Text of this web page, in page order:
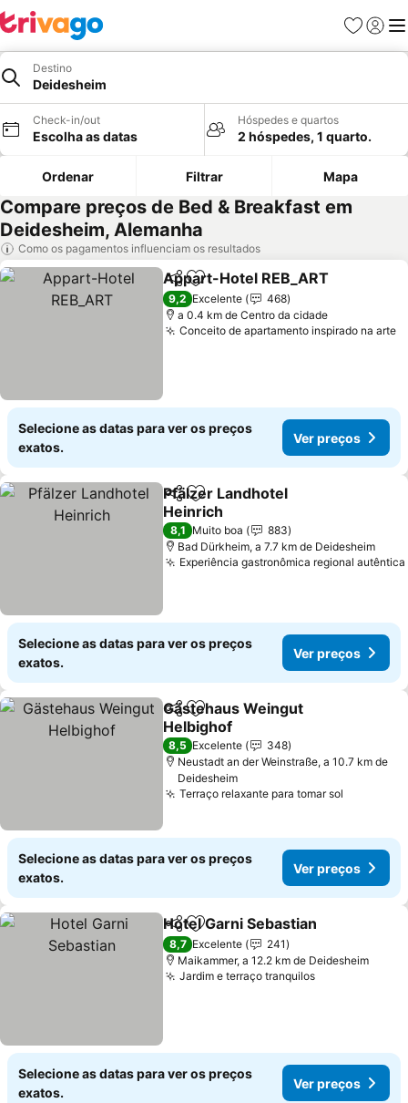
Favoritos
Iniciar
Destino
Deidesheim
Check-in/out
Escolha as datas
Hóspedes e quartos
2 hóspedes, 1 quarto.
Ordenar Filtrar Mapa
Compare preços de Bed & Breakfast em
Deidesheim, Alemanha
Como os pagamentos influenciam os resultados
PartilharAdicionar aos favoritos
Appart-Hotel REB_ART
9,2 Excelente
468
a 0.4 km de Centro da cidade
Conceito de apartamento inspirado na arte
Selecione as datas para ver os preços
exatos.
Ver preços
PartilharAdicionar aos favoritos
Pfälzer Landhotel
Heinrich
8,1 Muito boa
883
Bad Dürkheim, a 7.7 km de Deidesheim
Experiência gastronômica regional autêntica
Selecione as datas para ver os preços
exatos.
Ver preços
PartilharAdicionar aos favoritos
Gästehaus Weingut
Helbighof
8,5 Excelente
348
Neustadt an der Weinstraße, a 10.7 km de
Deidesheim
Terraço relaxante para tomar sol
Selecione as datas para ver os preços
exatos.
Ver preços
PartilharAdicionar aos favoritos
Hotel Garni Sebastian
8,7 Excelente
241
Maikammer, a 12.2 km de Deidesheim
Jardim e terraço tranquilos
Selecione as datas para ver os preços
exatos.
Ver preços